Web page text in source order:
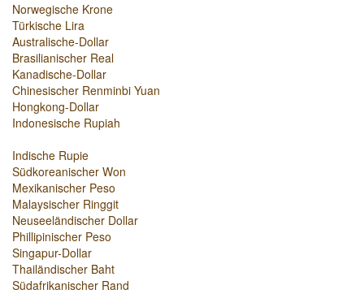
Norwegische Krone
Türkische Lira
Australische-Dollar
Brasilianischer Real
Kanadische-Dollar
Chinesischer Renminbi Yuan
Hongkong-Dollar
Indonesische Rupiah
Indische Rupie
Südkoreanischer Won
Mexikanischer Peso
Malaysischer Ringgit
Neuseeländischer Dollar
Phillipinischer Peso
Singapur-Dollar
Thailändischer Baht
Südafrikanischer Rand